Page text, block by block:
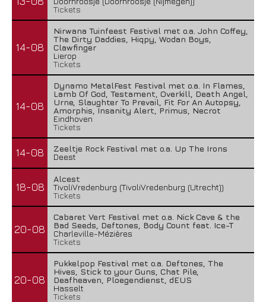
Tickets
14-08
Nirwana Tuinfeest Festival met o.a. John Coffey,
The Dirty Daddies, Hiqpy, Wodan Boys,
Clawfinger
Lierop
Tickets
14-08
Dynamo MetalFest Festival met o.a. In Flames,
Lamb Of God, Testament, Overkill, Death Angel,
Urne, Slaughter To Prevail, Fit For An Autopsy,
Amorphis, Insanity Alert, Primus, Necrot
Eindhoven
Tickets
14-08
Zeeltje Rock Festival met o.a. Up The Irons
Deest
18-08
Alcest
TivoliVredenburg (TivoliVredenburg (Utrecht))
Tickets
20-08
Cabaret Vert Festival met o.a. Nick Cave & the
Bad Seeds, Deftones, Body Count feat. Ice-T
Charleville-Mézières
Tickets
20-08
Pukkelpop Festival met o.a. Deftones, The
Hives, Stick to your Guns, Chat Pile,
Deafheaven, Ploegendienst, dEUS
Hasselt
Tickets